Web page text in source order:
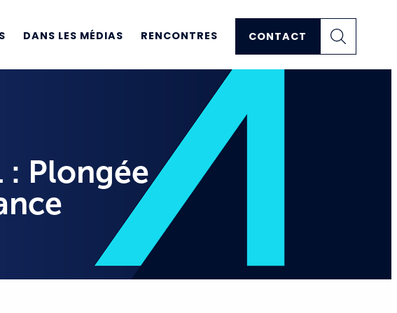
DANS LES MÉDIAS RENCONTRES CONTACT
: Plongée